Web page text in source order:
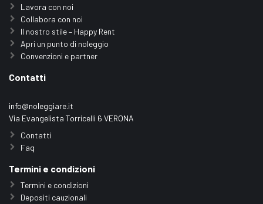
Lavora con noi
Collabora con noi
Il nostro stile – Happy Rent
Apri un punto di noleggio
Convenzioni e partner
Contatti
info@noleggiare.it
Via Evangelista Torricelli 6 VERONA
Contatti
Faq
Termini e condizioni
Termini e condizioni
Depositi cauzionali